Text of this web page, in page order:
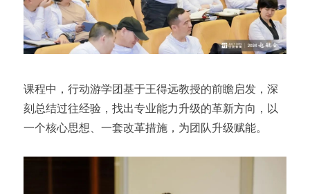
课程中，行动游学团基于王得远教授的前瞻启发，深
刻总结过往经验，找出专业能力升级的革新方向，以
一个核心思想、一套改革措施，为团队升级赋能。